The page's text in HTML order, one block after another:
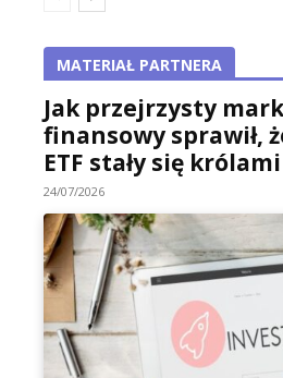
MATERIAŁ PARTNERA
Jak przejrzysty
finansowy sprawił,
ETF stały się
24/07/2026